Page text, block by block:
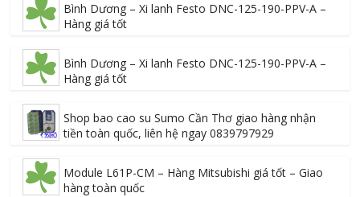
Bình Dương – Xi lanh Festo DNC-125-190-PPV-A –
Hàng giá tốt
Bình Dương – Xi lanh Festo DNC-125-190-PPV-A –
Hàng giá tốt
Shop bao cao su Sumo Cần Thơ giao hàng nhận
tiền toàn quốc, liên hệ ngay 0839797929
Module L61P-CM – Hàng Mitsubishi giá tốt – Giao
hàng toàn quốc